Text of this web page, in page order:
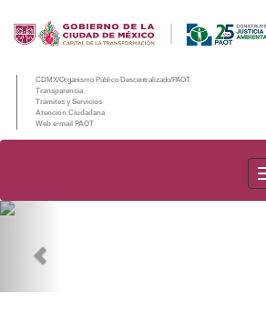
CDMX/Organismo Público Descentralizado/PAOT
Transparencia
Trámites y Servicios
Atención Ciudadana
Web e-mail PAOT